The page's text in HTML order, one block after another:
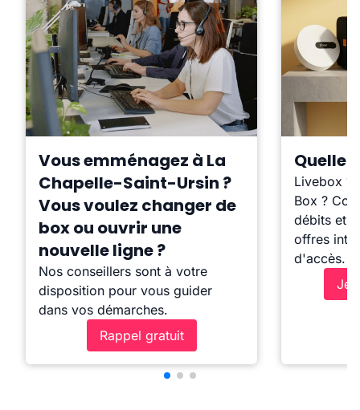
Vous emménagez à La
Chapelle-Saint-Ursin ?
Vous voulez changer de
box ou ouvrir une
nouvelle ligne ?
Nos conseillers sont à votre
disposition pour vous guider
dans vos démarches.
Rappel gratuit
Quelle
Livebox ?
Box ?
débits et
offres
d'accès.
Je